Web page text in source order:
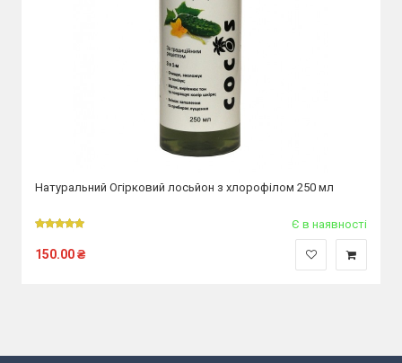
Натуральний Огірковий лосьйон з хлорофілом 250 мл
Є в наявності
150.00₴